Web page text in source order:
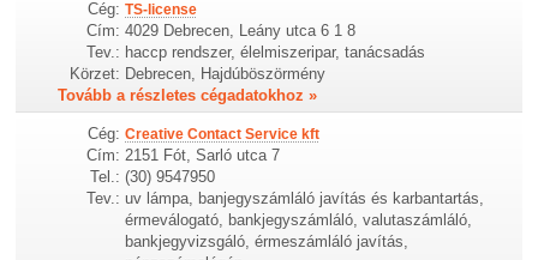
Cég: TS-license
Cím: 4029 Debrecen, Leány utca 6 1 8
Tev.: haccp rendszer, élelmiszeripar, tanácsadás
Körzet: Debrecen, Hajdúböszörmény
Tovább a részletes cégadatokhoz »
Cég: Creative Contact Service kft
Cím: 2151 Fót, Sarló utca 7
Tel.: (30) 9547950
Tev.: uv lámpa, banjegyszámláló javítás és karbantartás,
érmeválogató, bankjegyszámláló, valutaszámláló,
bankjegyvizsgáló, érmeszámláló javítás,